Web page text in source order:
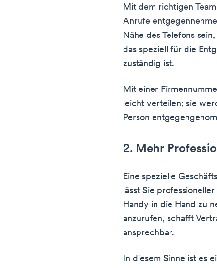
Mit dem richtigen
Anrufe
Nähe des Telefons
das speziell für die
zuständig ist.
Mit einer
leicht verteilen; sie
Person
2. Mehr
Eine spezielle
lässt Sie
Handy in die Hand zu
anzurufen, schafft
ansprechbar.
In diesem Sinne ist es